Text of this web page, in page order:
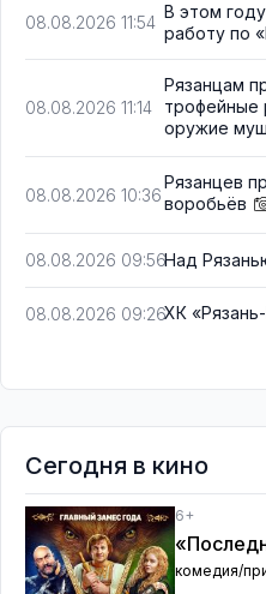
08.08.2026 11:54
В этом
работу по
08.08.2026 11:14
Рязанцам
трофейные
оружие
08.08.2026 10:36
Рязанцев
воробьёв
08.08.2026 09:56Над
08.08.2026 09:26ХК
Сегодня в кино
6+
комедия/